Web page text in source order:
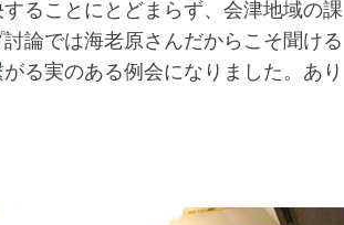
ることにとどまらず、会津地域の課
論では海老原さんだからこそ聞ける
る実のある例会になりました。あり